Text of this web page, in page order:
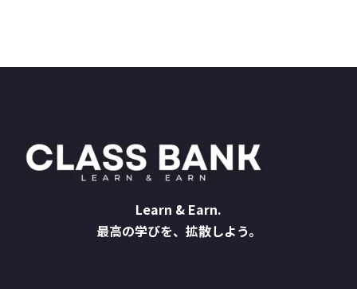
Learn & Earn.
最高の学びを、拡散しよう。